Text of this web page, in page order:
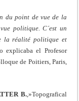
du point de vue de la
politique. C´est un
la réalité politique et
explicaba el Profesor
de Poitiers, Paris,
B.,»Topografical